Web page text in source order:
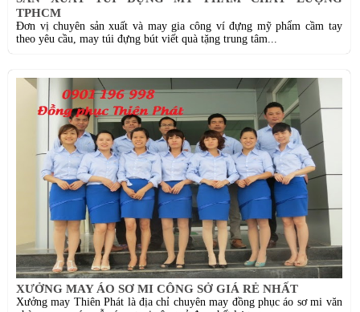
TPHCM
Đơn vị chuyên sản xuất và may gia công ví đựng mỹ phẩm cầm tay
theo yêu cầu, may túi đựng bút viết quà tặng trung tâm...
XƯỞNG MAY ÁO SƠ MI CÔNG SỞ GIÁ RẺ NHẤT
Xưởng may Thiên Phát là địa chỉ chuyên may đồng phục áo sơ mi văn